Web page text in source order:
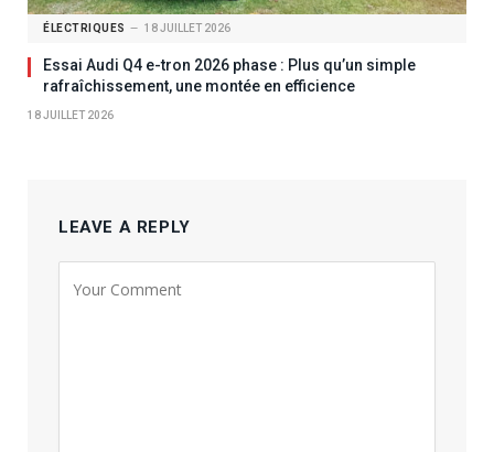
ÉLECTRIQUES 18 JUILLET 2026
Essai Audi Q4 e-tron 2026 phase : Plus qu’un simple
rafraîchissement, une montée en efficience
18 JUILLET 2026
LEAVE A REPLY